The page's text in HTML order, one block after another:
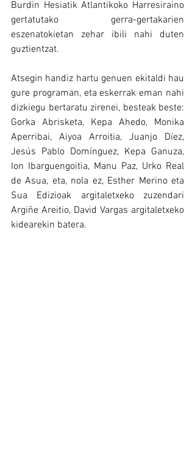
Burdin Hesiatik Atlantikoko Harresiraino
gertatutako gerra-gertakarien
eszenatokietan zehar ibili nahi duten
guztientzat.
Atsegin handiz hartu genuen ekitaldi hau
gure programan, eta eskerrak eman nahi
dizkiegu bertaratu zirenei, besteak beste:
Gorka Abrisketa, Kepa Ahedo, Monika
Aperribai, Aiyoa Arroitia, Juanjo Díez,
Jesús Pablo Domínguez, Kepa Ganuza,
Ion Ibarguengoitia, Manu Paz, Urko Real
de Asua, eta, nola ez, Esther Merino eta
Sua Edizioak argitaletxeko zuzendari
Argiñe Areitio, David Vargas argitaletxeko
kidearekin batera.